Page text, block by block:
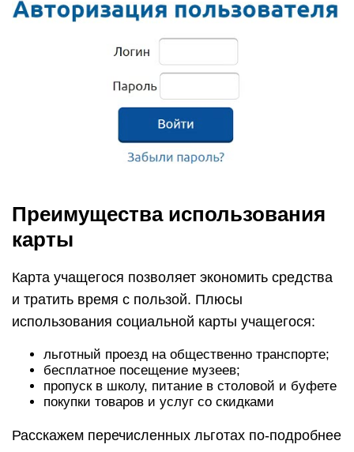
Преимущества использования
карты
Карта учащегося позволяет экономить средства
и тратить время с пользой. Плюсы
использования социальной карты учащегося:
льготный проезд на общественно транспорте;
бесплатное посещение музеев;
пропуск в школу, питание в столовой и буфете
покупки товаров и услуг со скидками
Расскажем перечисленных льготах по-подробнее